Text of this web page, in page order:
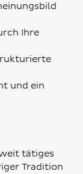
Ihre
und ein
tätiges
Tradition